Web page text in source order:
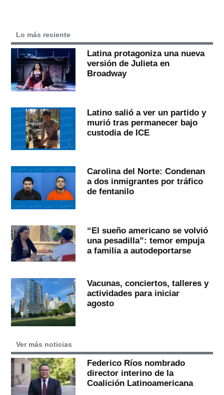
Lo más reciente
Latina protagoniza una nueva
versión de Julieta en
Broadway
Latino salió a ver un partido y
murió tras permanecer bajo
custodia de ICE
Carolina del Norte: Condenan
a dos inmigrantes por tráfico
de fentanilo
“El sueño americano se volvió
una pesadilla”: temor empuja
a familia a autodeportarse
Vacunas, conciertos, talleres y
actividades para iniciar
agosto
Ver más noticias
Federico Ríos nombrado
director interino de la
Coalición Latinoamericana